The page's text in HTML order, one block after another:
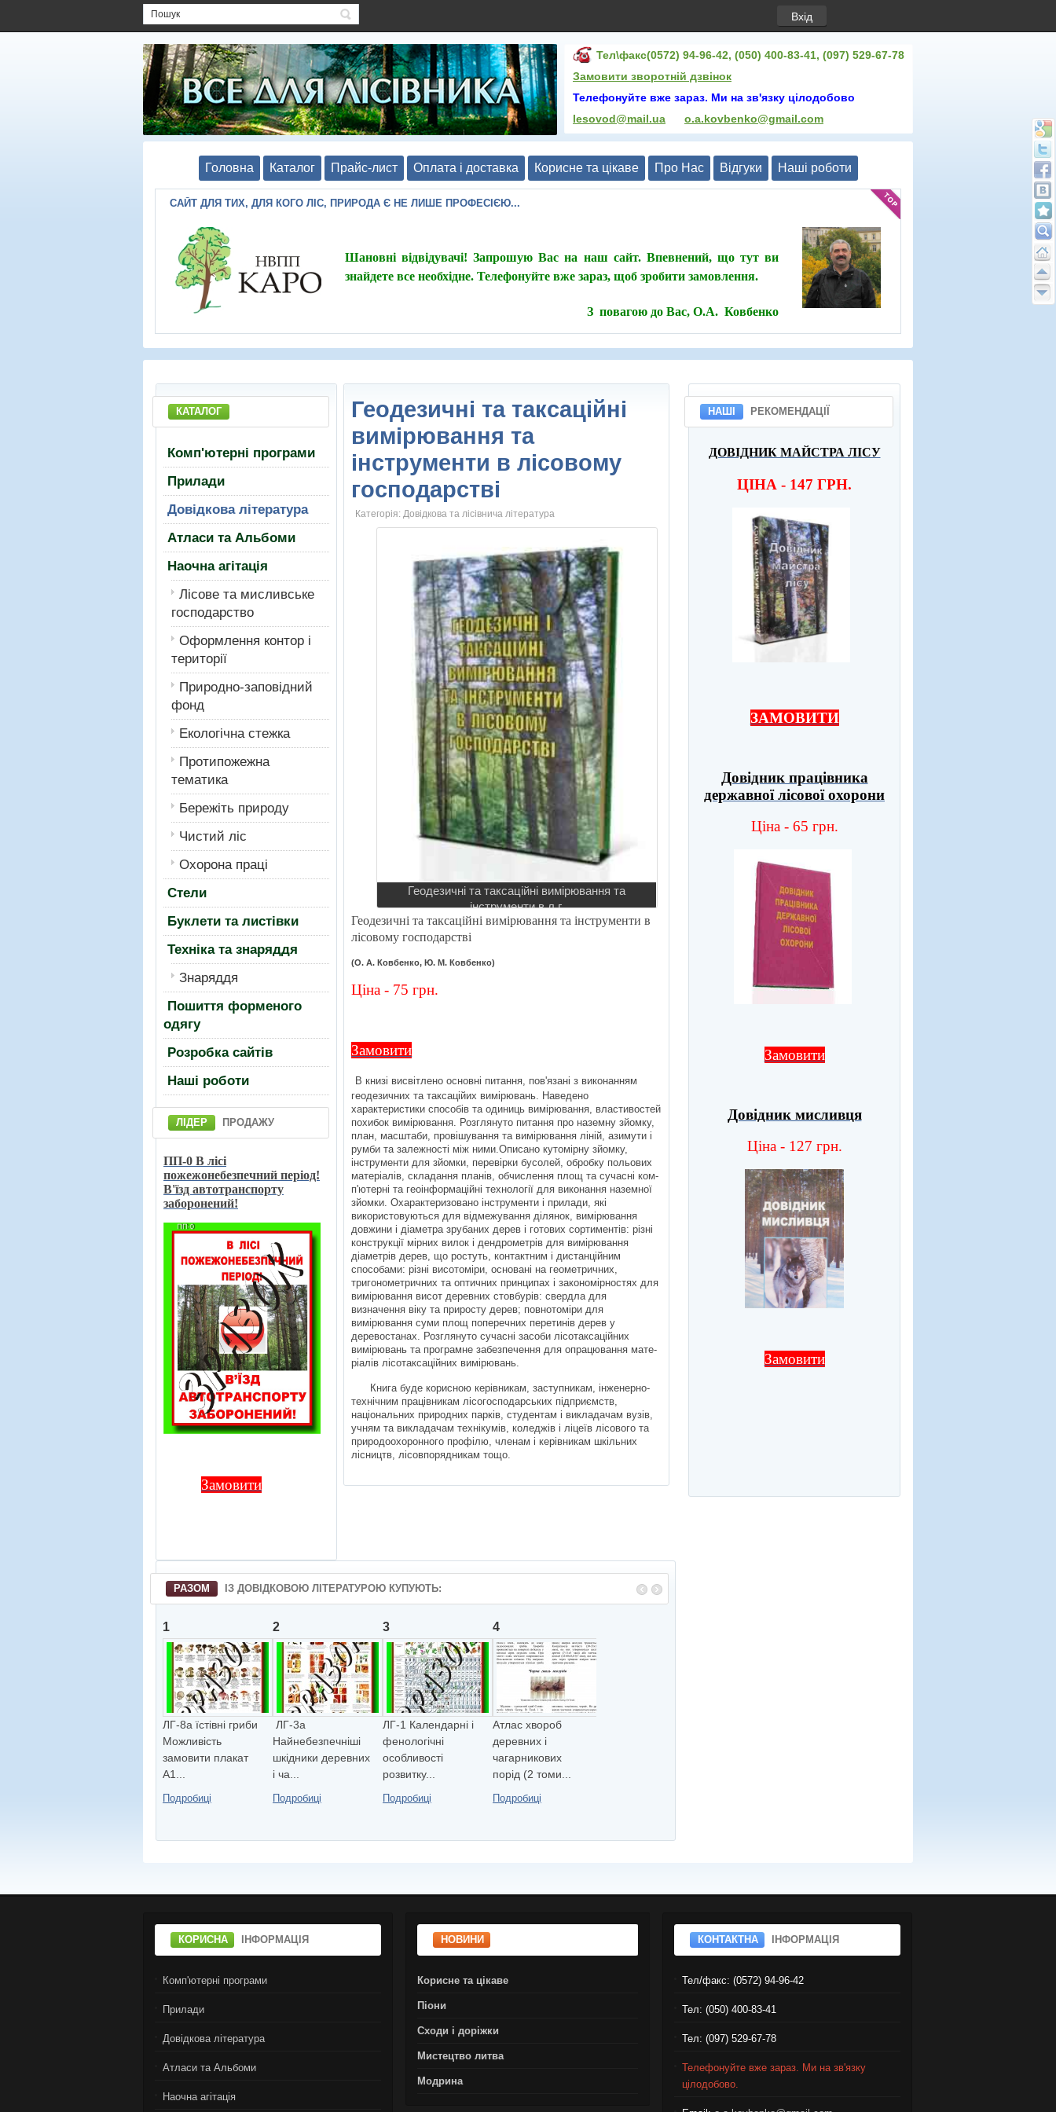
Вхід
Тел\факс(0572) 94-96-42, (050) 400-83-41, (097) 529-67-78
Замовити зворотній дзвінок
Телефонуйте вже зараз. Ми на зв'язку цілодобово
lesovod@mail.ua
o.a.kovbenko@gmail.com
Головна Каталог Прайс-лист Оплата і доставка Корисне та цікаве Про Нас Відгуки Нашi роботи
САЙТ ДЛЯ ТИХ, ДЛЯ КОГО ЛІС, ПРИРОДА Є НЕ ЛИШЕ ПРОФЕСІЄЮ...
Шановні відвідувачі! Запрошую Вас на наш сайт. Впевнений, що тут ви
знайдете все необхідне. Телефонуйте вже зараз, щоб зробити замовлення.
З повагою до Вас, О.А. Ковбенко
Геодезичні та таксаційні
вимірювання та
інструменти в лісовому
господарстві
Категорія:Довідкова та лісівнича література
Геодезичні та таксаційні вимірювання та
інструменти в л.г.
Геодезичні та таксаційні вимірювання та інструменти в
лісовому господарстві
(О. А. Ковбенко, Ю. М. Ковбенко)
Ціна - 75 грн.
Замовити
В книзі висвітлено основні питання, пов'язані з виконанням
геодезичних та таксаційих вимірювань. Наведено
характеристики способів та одиниць вимірювання, властивостей
похибок вимірювання. Розглянуто питання про наземну зйомку,
план, масштаби, провішування та вимірю­вання ліній, азимути і
румби та залежності між ними.Описано куто­мірну зйомку,
інструменти для зйомки, перевірки бусолей, обробку по­льових
матеріалів, складання планів, обчислення площ та сучасні ком­
п'ютерні та геоінформаційні технології для виконання наземної
зйомки. Охарактеризовано інструменти і прилади, які
використовуються для відмежування ділянок, вимірювання
довжини і діаметра зрубаних дерев і готових сортиментів: різні
конструкції мірних вилок і дендрометрів для вимірювання
діаметрів дерев, що ростуть, контактним і дистанційним
способами: різні висотоміри, основані на геометричних,
тригонометричних та оптичних принципах і закономірностях для
вимірювання висот деревних стовбурів: свердла для
визначення віку та приросту дерев; повнотоміри для
вимірювання суми площ поперечних перетинів дерев у
деревостанах. Розглянуто сучасні засоби лісотаксаційних
вимірювань та програмне забезпечення для опрацювання мате­
ріалів лісотаксаційних вимірювань.
Книга буде корисною керівникам, заступникам, інженерно-
технічним працівникам лісогоспо­дарських підприємств,
національних природних парків, студентам і викладачам вузів,
учням та виклада­чам технікумів, коледжів і ліцеїв лісового та
природоохоронного профілю, членам і керівникам шкільних
лісництв, лісовпорядникам тощо.
КАТАЛОГ
Комп'ютерні програми
Прилади
Довідкова література
Атласи та Альбоми
Наочна агітація
Лiсове та мисливське
господарство
Оформлення контор і
території
Природно-заповідний
фонд
Екологiчна стежка
Протипожежна
тематика
Бережiть природу
Чистий лiс
Охорона працi
Стели
Буклети та листівки
Техніка та знаряддя
Знаряддя
Пошиття форменого
одягу
Розробка сайтів
Нашi роботи
ЛІДЕР ПРОДАЖУ
ПП-0 В лici
пожежонебезпечний перiод!
В'їзд автотранспорту
заборонений!
Замовити
РАЗОМ ІЗ ДОВІДКОВОЮ ЛІТЕРАТУРОЮ КУПУЮТЬ:
1
ЛГ-8а їстiвнi гриби
Можливiсть
замовити плакат
А1...
Подробиці
2
ЛГ-3а
Найнебезпечнiшi
шкiдники деревних
i ча...
Подробиці
3
ЛГ-1 Календарнi i
фенологiчнi
особливостi
розвитку...
Подробиці
4
Атлас хвороб
деревних і
чагарникових
порід (2 томи...
Подробиці
НАШІ РЕКОМЕНДАЦІЇ
ДОВІДНИК МАЙСТРА ЛІСУ
ЦІНА - 147 ГРН.
ЗАМОВИТИ
Довідник працівника
державної лісової охорони
Ціна - 65 грн.
Замовити
Довідник мисливця
Ціна - 127 грн.
Замовити
КОРИСНА ІНФОРМАЦІЯ
Комп'ютерні програми
Прилади
Довідкова література
Атласи та Альбоми
Наочна агітація
НОВИНИ
Корисне та цікаве
Піони
Сходи і доріжки
Мистецтво литва
Модрина
КОНТАКТНА ІНФОРМАЦІЯ
Тел/факс: (0572) 94-96-42
Тел: (050) 400-83-41
Тел: (097) 529-67-78
Телефонуйте вже зараз. Ми на зв'язку
цілодобово.